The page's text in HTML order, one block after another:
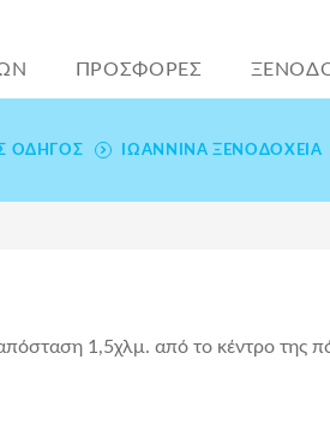
ΠΡΟΣΦΟΡΕΣ
ΟΔΗΓΌΣ ΙΩΆΝΝΙΝΑ ΞΕΝΟΔΟΧΕΊΑ
1,5χλμ. από το κέντρο της